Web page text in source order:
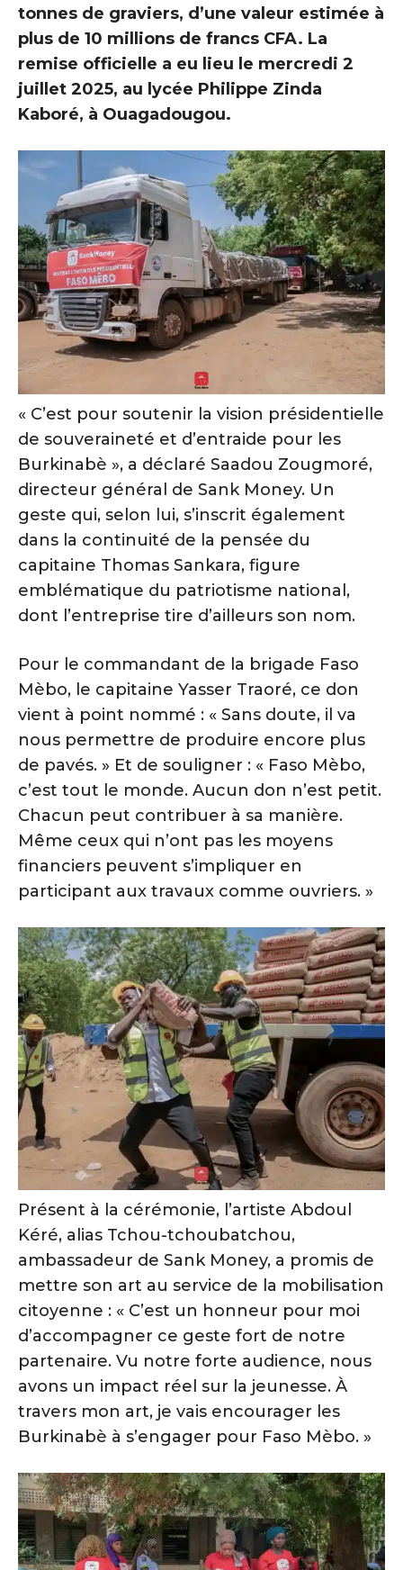
tonnes de graviers, d’une valeur estimée à
plus de 10 millions de francs CFA. La
remise officielle a eu lieu le mercredi 2
juillet 2025, au lycée Philippe Zinda
Kaboré, à Ouagadougou.
« C’est pour soutenir la vision présidentielle
de souveraineté et d’entraide pour les
Burkinabè », a déclaré Saadou Zougmoré,
directeur général de Sank Money. Un
geste qui, selon lui, s’inscrit également
dans la continuité de la pensée du
capitaine Thomas Sankara, figure
emblématique du patriotisme national,
dont l’entreprise tire d’ailleurs son nom.
Pour le commandant de la brigade Faso
Mèbo, le capitaine Yasser Traoré, ce don
vient à point nommé : « Sans doute, il va
nous permettre de produire encore plus
de pavés. » Et de souligner : « Faso Mèbo,
c’est tout le monde. Aucun don n’est petit.
Chacun peut contribuer à sa manière.
Même ceux qui n’ont pas les moyens
financiers peuvent s’impliquer en
participant aux travaux comme ouvriers. »
Présent à la cérémonie, l’artiste Abdoul
Kéré, alias Tchou-tchoubatchou,
ambassadeur de Sank Money, a promis de
mettre son art au service de la mobilisation
citoyenne : « C’est un honneur pour moi
d’accompagner ce geste fort de notre
partenaire. Vu notre forte audience, nous
avons un impact réel sur la jeunesse. À
travers mon art, je vais encourager les
Burkinabè à s’engager pour Faso Mèbo. »